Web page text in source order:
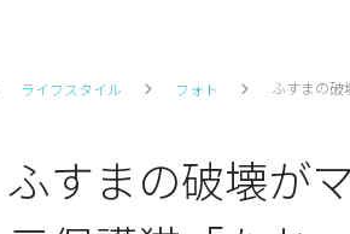
ライフスタイル フォト ふすまの破
ふすまの破壊が